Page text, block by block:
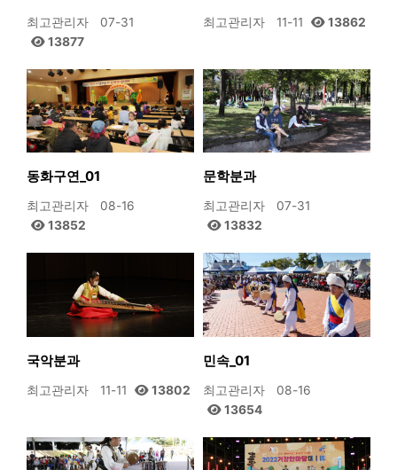
최고관리자
07-31
13877
최고관리자 11-11 13862
동화구연_01
최고관리자
08-16
13852
문학분과
최고관리자
07-31
13832
국악분과
최고관리자 11-11 13802
민속_01
최고관리자
08-16
13654